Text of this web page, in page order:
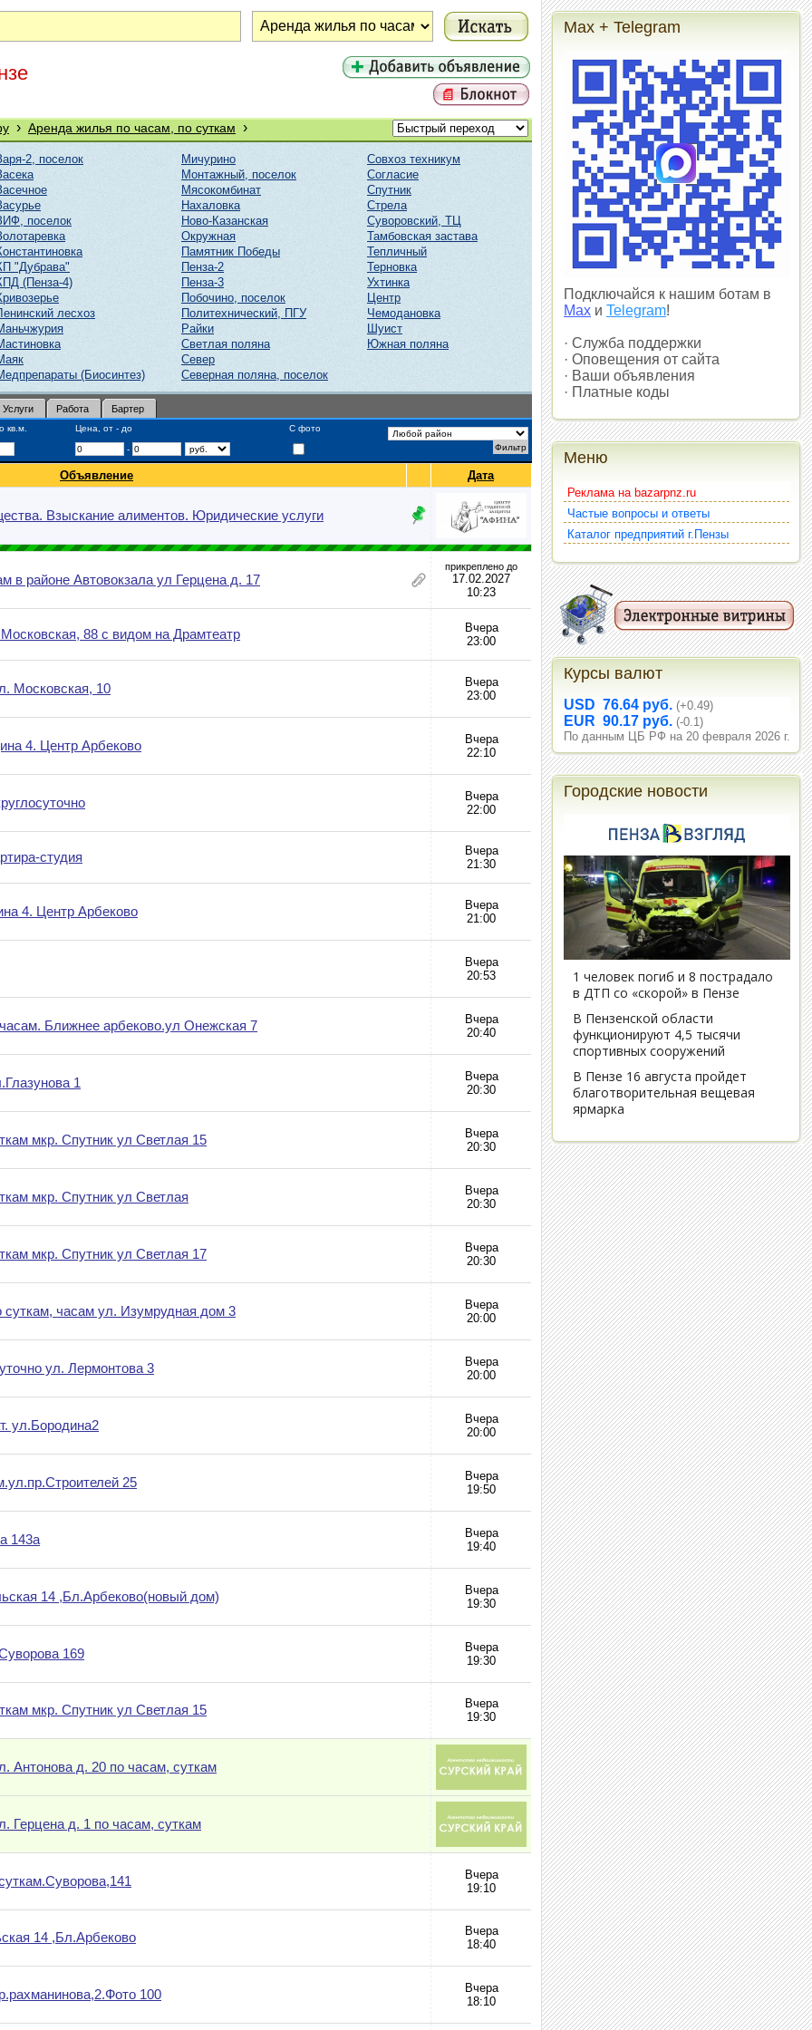
› Аренда жилья по часам, по суткам ›
2, поселок
поселок
"Дубрава"
(Пенза-4)
лесхоз
(Биосинтез)
Мичурино
Монтажный, поселок
Мясокомбинат
Нахаловка
Ново-Казанская
Окружная
Памятник Победы
Пенза-2
Пенза-3
Побочино, поселок
Политехнический, ПГУ
Райки
Светлая поляна
Север
Северная поляна, поселок
Совхоз техникум
Согласие
Спутник
Стрела
Суворовский, ТЦ
Тамбовская застава
Тепличный
Терновка
Ухтинка
Центр
Чемодановка
Шуист
Южная поляна
Услуги Работа Бартер
кв.м. Цена, от - до С фото
-
Объявление Дата
Взыскание алиментов. Юридические услуги
в районе Автовокзала ул Герцена д. 17
прикреплено до
17.02.2027
10:23
88 с видом на Драмтеатр
Вчера
23:00
Московская, 10
Вчера
23:00
4. Центр Арбеково
Вчера
22:10
Вчера
22:00
студия
Вчера
21:30
4. Центр Арбеково
Вчера
21:00
Вчера
20:53
Ближнее арбеково.ул Онежская 7
Вчера
20:40
1
Вчера
20:30
мкр. Спутник ул Светлая 15
Вчера
20:30
мкр. Спутник ул Светлая
Вчера
20:30
мкр. Спутник ул Светлая 17
Вчера
20:30
суткам, часам ул. Изумрудная дом 3
Вчера
20:00
ул. Лермонтова 3
Вчера
20:00
ул.Бородина2
Вчера
20:00
25
Вчера
19:50
143а
Вчера
19:40
14 ,Бл.Арбеково(новый дом)
Вчера
19:30
169
Вчера
19:30
мкр. Спутник ул Светлая 15
Вчера
19:30
Антонова д. 20 по часам, суткам
Герцена д. 1 по часам, суткам
Вчера
19:10
14 ,Бл.Арбеково
Вчера
18:40
100
Вчера
18:10
Max + Telegram
Подключайся к нашим ботам в
Max и Telegram!
· Служба поддержки
· Оповещения от сайта
· Ваши объявления
· Платные коды
Меню
Реклама на bazarpnz.ru
Частые вопросы и ответы
Каталог предприятий г.Пензы
Курсы валют
USD 76.64 руб. (+0.49)
EUR 90.17 руб. (-0.1)
По данным ЦБ РФ на 20 февраля 2026 г.
Городские новости